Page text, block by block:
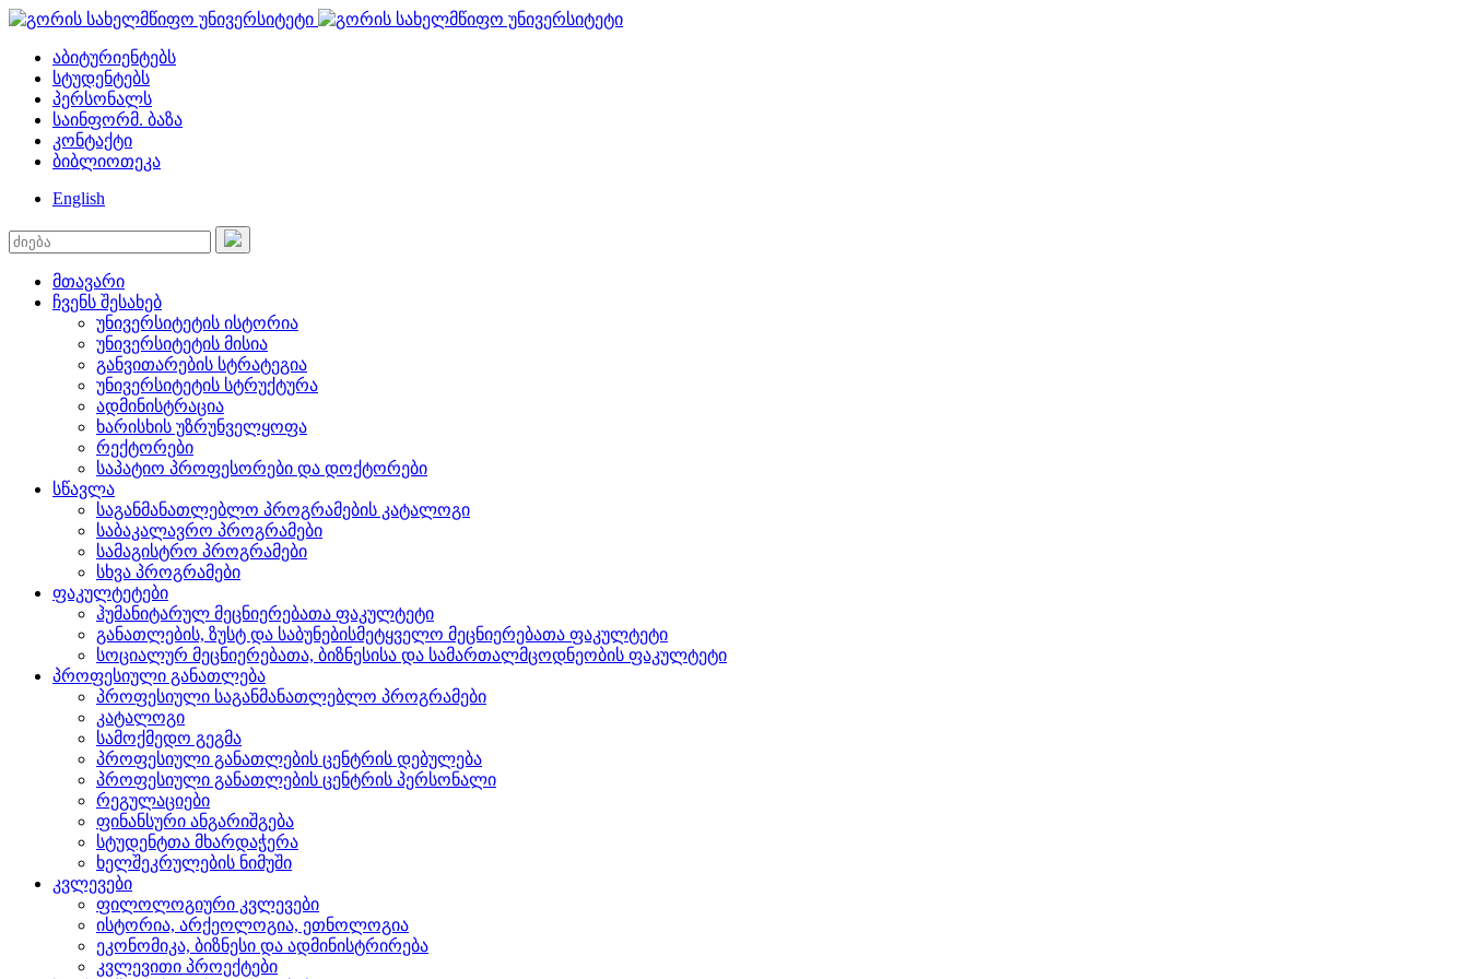
აბიტურიენტებს
სტუდენტებს
პერსონალს
საინფორმ. ბაზა
კონტაქტი
ბიბლიოთეკა
English
მთავარი
ჩვენს შესახებ
უნივერსიტეტის ისტორია
უნივერსიტეტის მისია
განვითარების სტრატეგია
უნივერსიტეტის სტრუქტურა
ადმინისტრაცია
ხარისხის უზრუნველყოფა
რექტორები
საპატიო პროფესორები და დოქტორები
სწავლა
საგანმანათლებლო პროგრამების კატალოგი
საბაკალავრო პროგრამები
სამაგისტრო პროგრამები
სხვა პროგრამები
ფაკულტეტები
ჰუმანიტარულ მეცნიერებათა ფაკულტეტი
განათლების, ზუსტ და საბუნებისმეტყველო მეცნიერებათა ფაკულტეტი
სოციალურ მეცნიერებათა, ბიზნესისა და სამართალმცოდნეობის ფაკულტეტი
პროფესიული განათლება
პროფესიული საგანმანათლებლო პროგრამები
კატალოგი
სამოქმედო გეგმა
პროფესიული განათლების ცენტრის დებულება
პროფესიული განათლების ცენტრის პერსონალი
რეგულაციები
ფინანსური ანგარიშგება
სტუდენტთა მხარდაჭერა
ხელშეკრულების ნიმუში
კვლევები
ფილოლოგიური კვლევები
ისტორია, არქეოლოგია, ეთნოლოგია
ეკონომიკა, ბიზნესი და ადმინისტრირება
კვლევითი პროექტები